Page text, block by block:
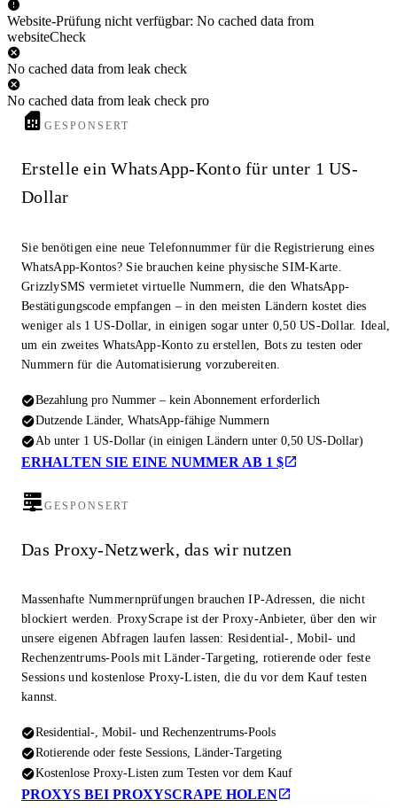
Website-Prüfung nicht verfügbar: No cached data from
websiteCheck
No cached data from leak check
No cached data from leak check pro
GESPONSERT
Erstelle ein WhatsApp-Konto für unter 1 US-
Dollar
Sie benötigen eine neue Telefonnummer für die Registrierung eines
WhatsApp-Kontos? Sie brauchen keine physische SIM-Karte.
GrizzlySMS vermietet virtuelle Nummern, die den WhatsApp-
Bestätigungscode empfangen – in den meisten Ländern kostet dies
weniger als 1 US-Dollar, in einigen sogar unter 0,50 US-Dollar. Ideal,
um ein zweites WhatsApp-Konto zu erstellen, Bots zu testen oder
Nummern für die Automatisierung vorzubereiten.
Bezahlung pro Nummer – kein Abonnement erforderlich
Dutzende Länder, WhatsApp-fähige Nummern
Ab unter 1 US-Dollar (in einigen Ländern unter 0,50 US-Dollar)
ERHALTEN SIE EINE NUMMER AB 1 $
GESPONSERT
Das Proxy-Netzwerk, das wir nutzen
Massenhafte Nummernprüfungen brauchen IP-Adressen, die nicht
blockiert werden. ProxyScrape ist der Proxy-Anbieter, über den wir
unsere eigenen Abfragen laufen lassen: Residential-, Mobil- und
Rechenzentrums-Pools mit Länder-Targeting, rotierende oder feste
Sessions und kostenlose Proxy-Listen, die du vor dem Kauf testen
kannst.
Residential-, Mobil- und Rechenzentrums-Pools
Rotierende oder feste Sessions, Länder-Targeting
Kostenlose Proxy-Listen zum Testen vor dem Kauf
PROXYS BEI PROXYSCRAPE HOLEN